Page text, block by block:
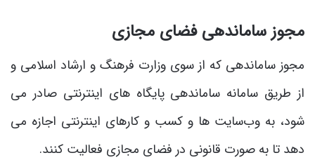
مجوز ساماندهی فضای مجازی
مجوز ساماندهی که از سوی وزارت فرهنگ و ارشاد اسلامی و
از طریق سامانه ساماندهی پایگاه‌ های اینترنتی صادر می
‌شود، به وب‌سایت ‌ها و کسب ‌و کارهای اینترنتی اجازه می‌
دهد تا به صورت قانونی در فضای مجازی فعالیت کنند.